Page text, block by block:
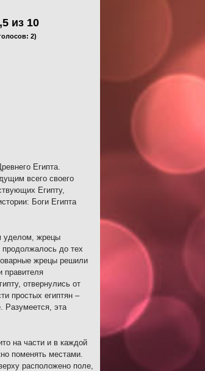
из 10
2)
Египта.
всего своего
Египту,
Боги Египта
уделом, жрецы
до тех
жрецы решили
правителя
отвернулись от
простых египтян –
Разумеется, эта
на части и в каждой
поменять местами.
расположено поле,